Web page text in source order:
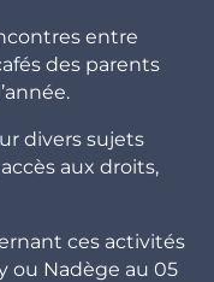
entre
des parents
divers sujets
aux droits,
ces activités
ou Nadège au 05